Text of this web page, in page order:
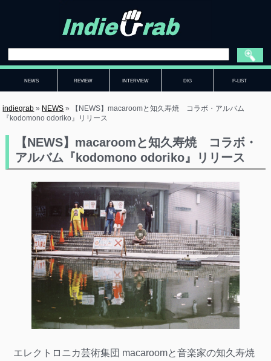
NEWS REVIEW INTERVIEW DIG P-LIST
indiegrab » NEWS »
【NEWS】macaroomと知久寿焼 コラボ・アルバム
『kodomono odoriko』リリース
【NEWS】macaroomと知久寿焼 コラボ・
アルバム『kodomono odoriko』リリース
エレクトロニカ芸術集団 macaroomと音楽家の知久寿焼